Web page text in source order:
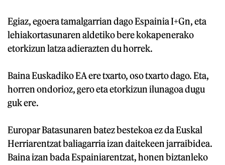
Egiaz, egoera tamalgarrian dago Espainia I+Gn, eta
lehiakortasunaren aldetiko bere kokapenerako
etorkizun latza adierazten du horrek.
Baina Euskadiko EA ere txarto, oso txarto dago. Eta,
horren ondorioz, gero eta etorkizun ilunagoa dugu
guk ere.
Europar Batasunaren batez bestekoa ez da Euskal
Herriarentzat baliagarria izan daitekeen jarraibidea.
Baina izan bada Espainiarentzat, honen biztanleko